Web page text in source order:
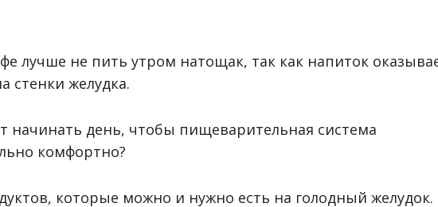
лучше не пить утром натощак, так как напиток
стенки желудка.
начинать день, чтобы пищеварительная система
комфортно?
которые можно и нужно есть на голодный желудок.